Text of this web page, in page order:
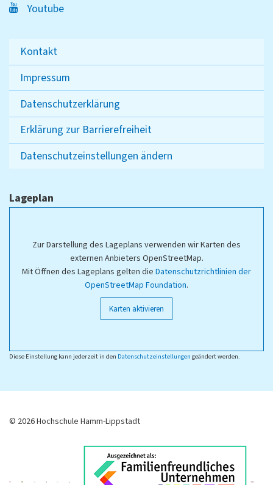
Youtube
Kontakt
Impressum
Datenschutzerklärung
Erklärung zur Barrierefreiheit
Datenschutzeinstellungen ändern
Lageplan
Zur Darstellung des Lageplans verwenden wir Karten des
externen Anbieters OpenStreetMap.
Mit Öffnen des Lageplans gelten die Datenschutzrichtlinien der
OpenStreetMap Foundation.
Karten aktivieren
Diese Einstellung kann jederzeit in den Datenschutzeinstellungen geändert werden.
© 2026 Hochschule Hamm-Lippstadt